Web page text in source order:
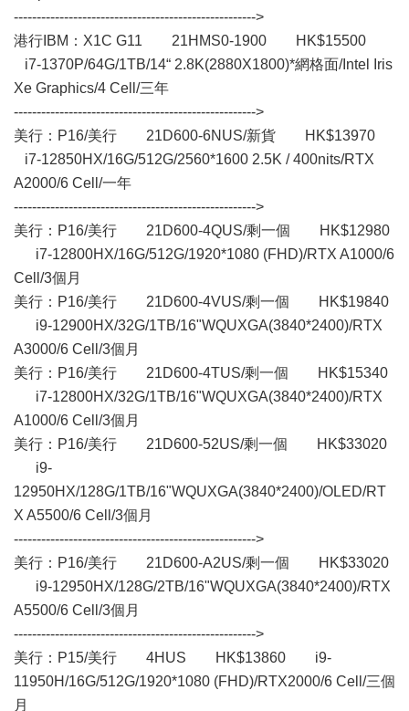
----------------------------------------------------->
港行IBM：X1C G11 21HMS0-1900 HK$15500
i7-1370P/64G/1TB/14“ 2.8K(2880X1800)*網格面/Intel Iris
Xe Graphics/4 Cell/三年
----------------------------------------------------->
美行：P16/美行 21D600-6NUS/新貨 HK$13970
i7-12850HX/16G/512G/2560*1600 2.5K / 400nits/RTX
A2000/6 Cell/一年
----------------------------------------------------->
美行：P16/美行 21D600-4QUS/剩一個 HK$12980
i7-12800HX/16G/512G/1920*1080 (FHD)/RTX A1000/6
Cell/3個月
美行：P16/美行 21D600-4VUS/剩一個 HK$19840
i9-12900HX/32G/1TB/16"WQUXGA(3840*2400)/RTX
A3000/6 Cell/3個月
美行：P16/美行 21D600-4TUS/剩一個 HK$15340
i7-12800HX/32G/1TB/16"WQUXGA(3840*2400)/RTX
A1000/6 Cell/3個月
美行：P16/美行 21D600-52US/剩一個 HK$33020
i9-
12950HX/128G/1TB/16"WQUXGA(3840*2400)/OLED/RT
X A5500/6 Cell/3個月
----------------------------------------------------->
美行：P16/美行 21D600-A2US/剩一個 HK$33020
i9-12950HX/128G/2TB/16"WQUXGA(3840*2400)/RTX
A5500/6 Cell/3個月
----------------------------------------------------->
美行：P15/美行 4HUS HK$13860 i9-
11950H/16G/512G/1920*1080 (FHD)/RTX2000/6 Cell/三個
月